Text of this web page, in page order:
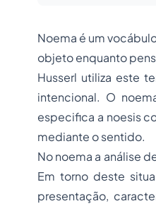
Noema é um
objeto enquanto
Husserl utiliza este
intencional. O
especifica a noesis
mediante o sentido.
No noema a análise
Em torno deste
presentação,